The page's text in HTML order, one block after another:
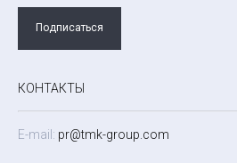
Подписаться
КОНТАКТЫ
E-mail: pr@tmk-group.com